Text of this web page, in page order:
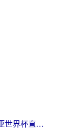
在国外怎么看美国 vs 澳大利亚世界杯直播？海外党必藏的中文解说观赛指南